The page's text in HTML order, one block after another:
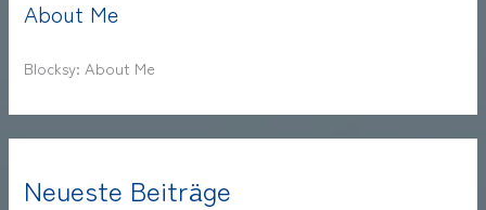
About Me
Blocksy: About Me
Neueste Beiträge